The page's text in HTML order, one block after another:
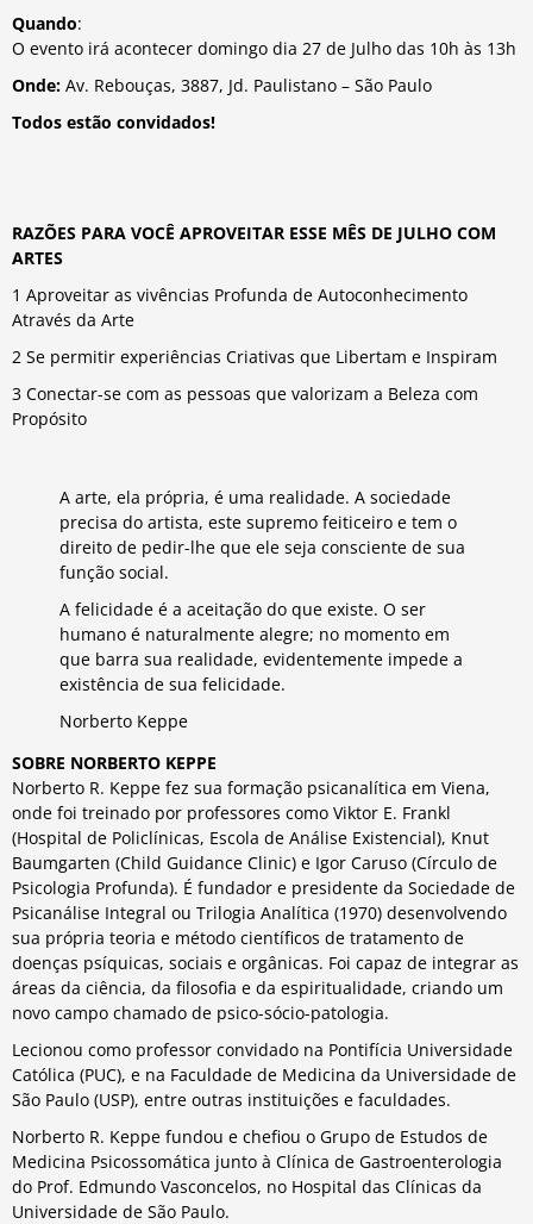
Quando:
O evento irá acontecer domingo dia 27 de Julho das 10h às 13h
Onde: Av. Rebouças, 3887, Jd. Paulistano – São Paulo
Todos estão convidados!
RAZÕES PARA VOCÊ APROVEITAR ESSE MÊS DE JULHO COM
ARTES
1 Aproveitar as vivências Profunda de Autoconhecimento
Através da Arte
2 Se permitir experiências Criativas que Libertam e Inspiram
3 Conectar-se com as pessoas que valorizam a Beleza com
Propósito
A arte, ela própria, é uma realidade. A sociedade
precisa do artista, este supremo feiticeiro e tem o
direito de pedir-lhe que ele seja consciente de sua
função social.
A felicidade é a aceitação do que existe. O ser
humano é naturalmente alegre; no momento em
que barra sua realidade, evidentemente impede a
existência de sua felicidade.
Norberto Keppe
SOBRE NORBERTO KEPPE
Norberto R. Keppe fez sua formação psicanalítica em Viena,
onde foi treinado por professores como Viktor E. Frankl
(Hospital de Policlínicas, Escola de Análise Existencial), Knut
Baumgarten (Child Guidance Clinic) e Igor Caruso (Círculo de
Psicologia Profunda). É fundador e presidente da Sociedade de
Psicanálise Integral ou Trilogia Analítica (1970) desenvolvendo
sua própria teoria e método científicos de tratamento de
doenças psíquicas, sociais e orgânicas. Foi capaz de integrar as
áreas da ciência, da filosofia e da espiritualidade, criando um
novo campo chamado de psico-sócio-patologia.
Lecionou como professor convidado na Pontifícia Universidade
Católica (PUC), e na Faculdade de Medicina da Universidade de
São Paulo (USP), entre outras instituições e faculdades.
Norberto R. Keppe fundou e chefiou o Grupo de Estudos de
Medicina Psicossomática junto à Clínica de Gastroenterologia
do Prof. Edmundo Vasconcelos, no Hospital das Clínicas da
Universidade de São Paulo.